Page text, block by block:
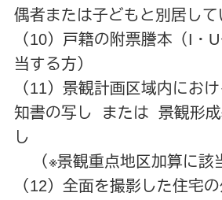
偶者または子どもと別居して
（10）戸籍の附票謄本（I・
当する方）
（11）景観計画区域内にお
知書の写し または 景観形
し
（※景観重点地区加算に該
（12）全面を撮影した住宅